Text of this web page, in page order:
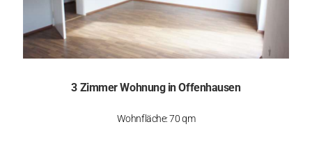
3 Zimmer Wohnung in Offenhausen
Wohnfläche: 70 qm